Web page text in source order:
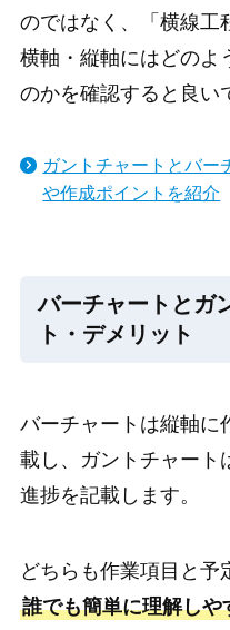
のではなく、「横線工
横軸・縦軸にはどのよ
のかを確認すると良い
ガントチャートとバー
や作成ポイントを紹介
バーチャートとガ
ト・デメリット
バーチャートは縦軸に
載し、ガントチャート
進捗を記載します。
どちらも作業項目と予
誰でも簡単に理解しや